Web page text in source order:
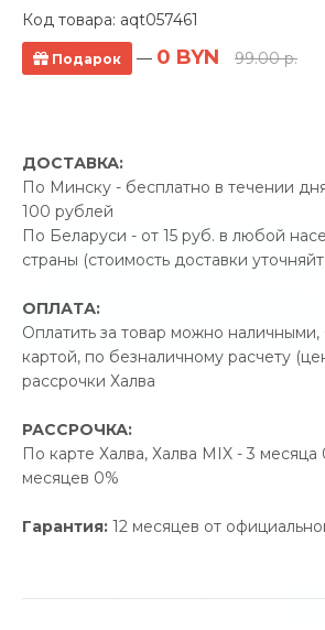
Код товара: aqt057461
Подарок — 0 BYN 99.00 р.
ДОСТАВКА:
По Минску - бесплатно в течении
100 рублей
По Беларуси - от 15 руб. в любой
страны (стоимость доставки
ОПЛАТА:
Оплатить за товар можно наличными,
картой, по безналичному расчету
рассрочки Халва
РАССРОЧКА:
По карте Халва, Халва MIX - 3 месяца
месяцев 0%
Гарантия: 12 месяцев от
Отопительный котел
24 CF NG [3300866]
Код Товара: qprod_52150
Позвонить и назвать
В наличии
Новая цена
2 964.00 р.
Старая цена
- +
КУПИТЬ В 1 КЛИК